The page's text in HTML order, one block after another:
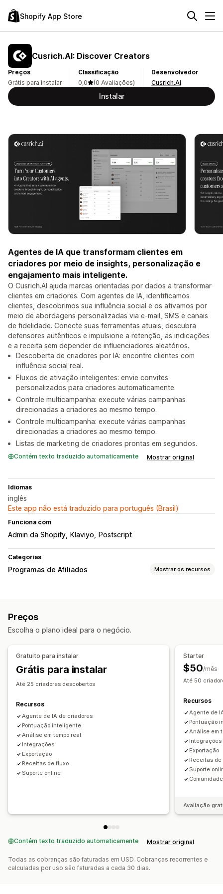
Shopify App Store
Cusrich.AI: Discover Creators
Preços
Grátis para instalar
Classificação
0,0
(0 Avaliações)
Desenvolvedor
Cusrich.AI
Instalar
Agentes de IA que transformam clientes em
criadores por meio de insights, personalização e
engajamento mais inteligente.
O Cusrich.AI ajuda marcas orientadas por dados a transformar
clientes em criadores. Com agentes de IA, identificamos
clientes, descobrimos sua influência social e os ativamos por
meio de abordagens personalizadas via e-mail, SMS e canais
de fidelidade. Conecte suas ferramentas atuais, descubra
defensores autênticos e impulsione a retenção, as indicações
e a receita sem depender de influenciadores aleatórios.
Descoberta de criadores por IA: encontre clientes com
influência social real.
Fluxos de ativação inteligentes: envie convites
personalizados para criadores automaticamente.
Controle multicampanha: execute várias campanhas
direcionadas a criadores ao mesmo tempo.
Controle multicampanha: execute várias campanhas
direcionadas a criadores ao mesmo tempo.
Listas de marketing de criadores prontas em segundos.
Contém texto traduzido automaticamente Mostrar original
Idiomas
inglês
Este app não está traduzido para português (Brasil)
Funciona com
Admin da Shopify Klaviyo Postscript
Categorias
Programas de Afiliados Mostrar os recursos
Acompanhamento por e-mail
Acompanhamento em tempo real
Painéis de controle personalizados
Preços
Escolha o plano ideal para o negócio.
Gratuito para instalar
Grátis para instalar
Até 25 criadores descobertos
Recursos
Agente de IA de criadores
Pontuação inteligente
Análise em tempo real
Integrações
Exportação
Receitas de fluxo
Suporte online
Starter
$50/mês
Até 50
Recursos
Agente de
Pontuação
Análise em
Integrações
Exportação
Receitas de
Suporte
Avaliação
Contém texto traduzido automaticamente Mostrar original
Todas as cobranças são faturadas em USD. Cobranças recorrentes e
calculadas por uso são faturadas a cada 30 dias.